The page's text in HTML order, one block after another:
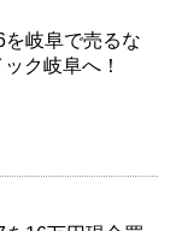
を岐阜で売るな
ク岐阜へ！